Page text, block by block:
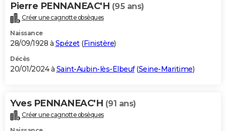
Pierre PENNANEAC'H (95 ans)
Créer une cagnotte obsèques
Naissance
28/09/1928 à Spézet(Finistère)
Décès
20/01/2024 à Saint-Aubin-lès-Elbeuf(Seine-Maritime)
Yves PENNANEAC'H (91 ans)
Créer une cagnotte obsèques